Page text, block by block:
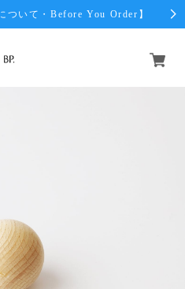
ついて・Before You Order】